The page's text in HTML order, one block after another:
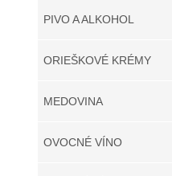
PIVO A ALKOHOL
ORIEŠKOVÉ KRÉMY
MEDOVINA
OVOCNÉ VÍNO